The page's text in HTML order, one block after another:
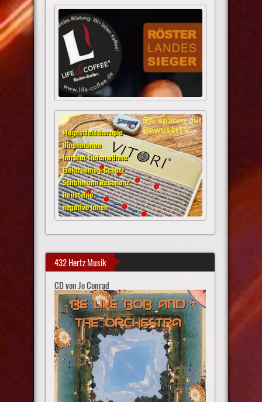
432 Hertz Musik
CD von Jo Conrad